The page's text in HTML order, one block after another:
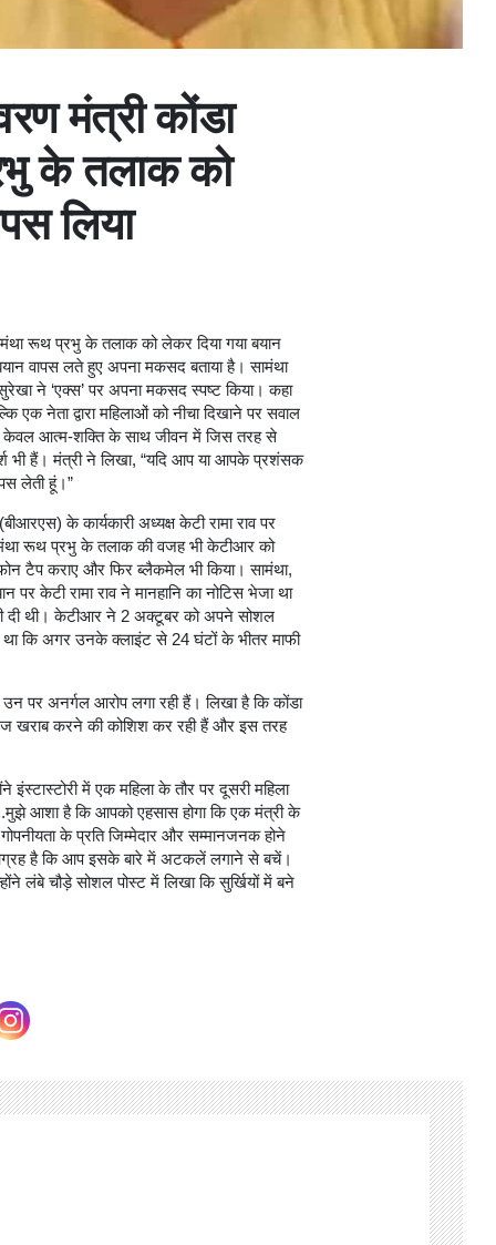
मंत्री कोंडा
के तलाक को
लिया
रूथ प्रभु के तलाक को लेकर दिया गया बयान
वापस लते हुए अपना मकसद बताया है। सामंथा
सुरेखा ने ‘एक्स’ पर अपना मकसद स्पष्ट किया। कहा
एक नेता द्वारा महिलाओं को नीचा दिखाने पर सवाल
केवल आत्म-शक्ति के साथ जीवन में जिस तरह से
भी हैं। मंत्री ने लिखा, “यदि आप या आपके प्रशंसक
लेती हूं।”
के कार्यकारी अध्यक्ष केटी रामा राव पर
रूथ प्रभु के तलाक की वजह भी केटीआर को
टैप कराए और फिर ब्लैकमेल भी किया। सामंथा,
केटी रामा राव ने मानहानि का नोटिस भेजा था
दी थी। केटीआर ने 2 अक्टूबर को अपने सोशल
था कि अगर उनके क्लाइंट से 24 घंटों के भीतर माफी
पर अनर्गल आरोप लगा रही हैं। लिखा है कि कोंडा
खराब करने की कोशिश कर रही हैं और इस तरह
इंस्टास्टोरी में एक महिला के तौर पर दूसरी महिला
आशा है कि आपको एहसास होगा कि एक मंत्री के
के प्रति जिम्मेदार और सम्मानजनक होने
है कि आप इसके बारे में अटकलें लगाने से बचें।
लंबे चौड़े सोशल पोस्ट में लिखा कि सुर्खियों में बने